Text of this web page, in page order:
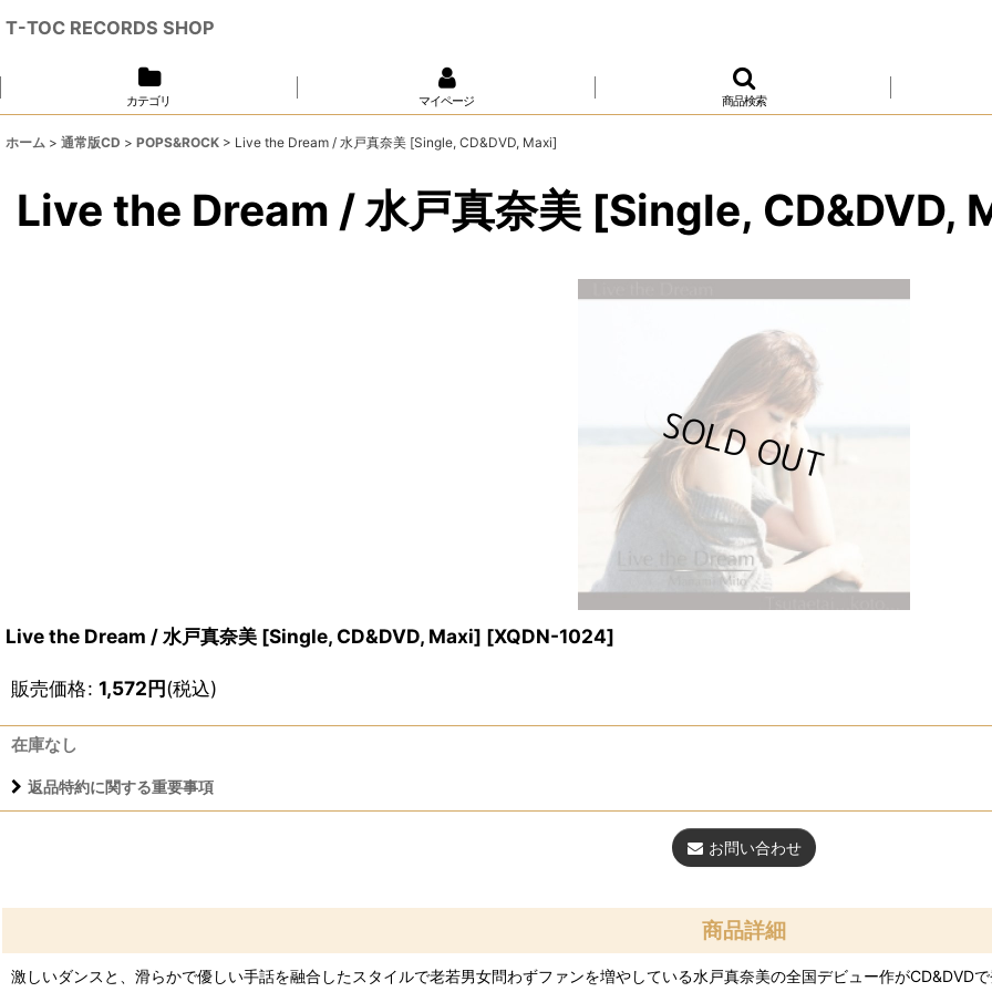
T-TOC RECORDS SHOP
カテゴリ マイページ 商品検索
ホーム > 通常版CD > POPS&ROCK > Live the Dream / 水戸真奈美 [Single, CD&DVD, Maxi]
Live the Dream / 水戸真奈美 [Single, CD&DVD,
Live the Dream / 水戸真奈美 [Single, CD&DVD, Maxi] [XQDN-1024]
販売価格: 1,572円(税込)
在庫なし
返品特約に関する重要事項
お問い合わせ
商品詳細
激しいダンスと、滑らかで優しい手話を融合したスタイルで老若男女問わずファンを増やしている水戸真奈美の全国デビュー作がCD&DVD